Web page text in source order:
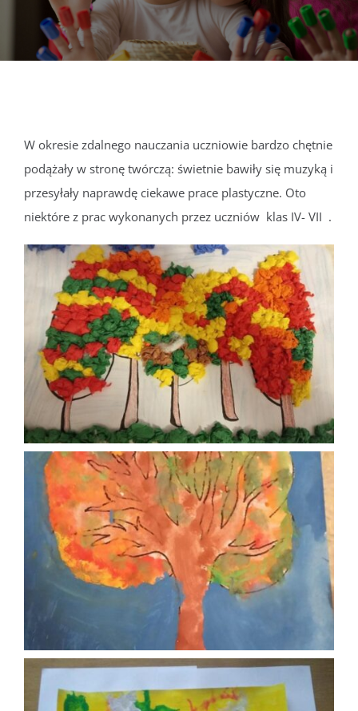
DOKUMENTY
PROJEKTY
KONTAKT
W okresie zdalnego nauczania uczniowie bardzo chętnie
podążały w stronę twórczą: świetnie bawiły się muzyką i
przesyłały naprawdę ciekawe prace plastyczne. Oto
niektóre z prac wykonanych przez uczniów klas IV- VII .